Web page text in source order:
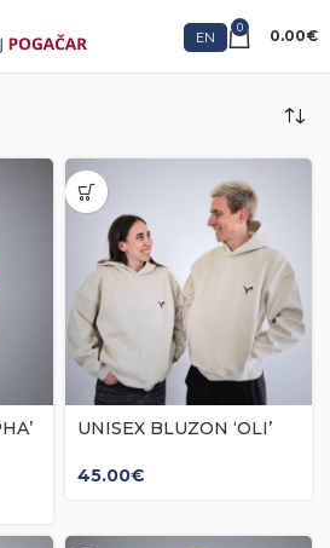
EN
0 0.00€
UNISEX BLUZON ‘OLI’
45.00€